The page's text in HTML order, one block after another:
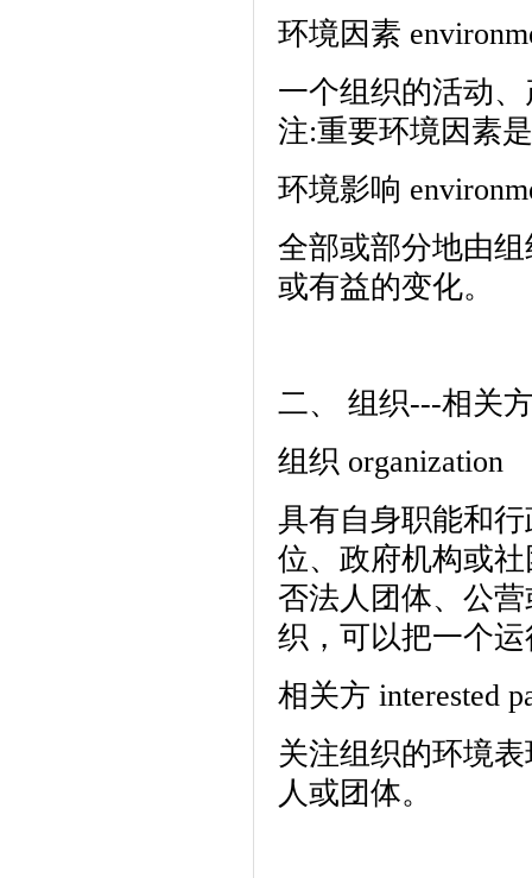
环境因素
一个组织的活动
注:重要环境因素
环境影响
全部或部分地由
或有益的变化。
二、 组织---相关
组织 organization
具有自身职能和
位、政府机构或
否法人团体、公
织，可以把一个
相关方 interested
关注组织的环境
人或团体。